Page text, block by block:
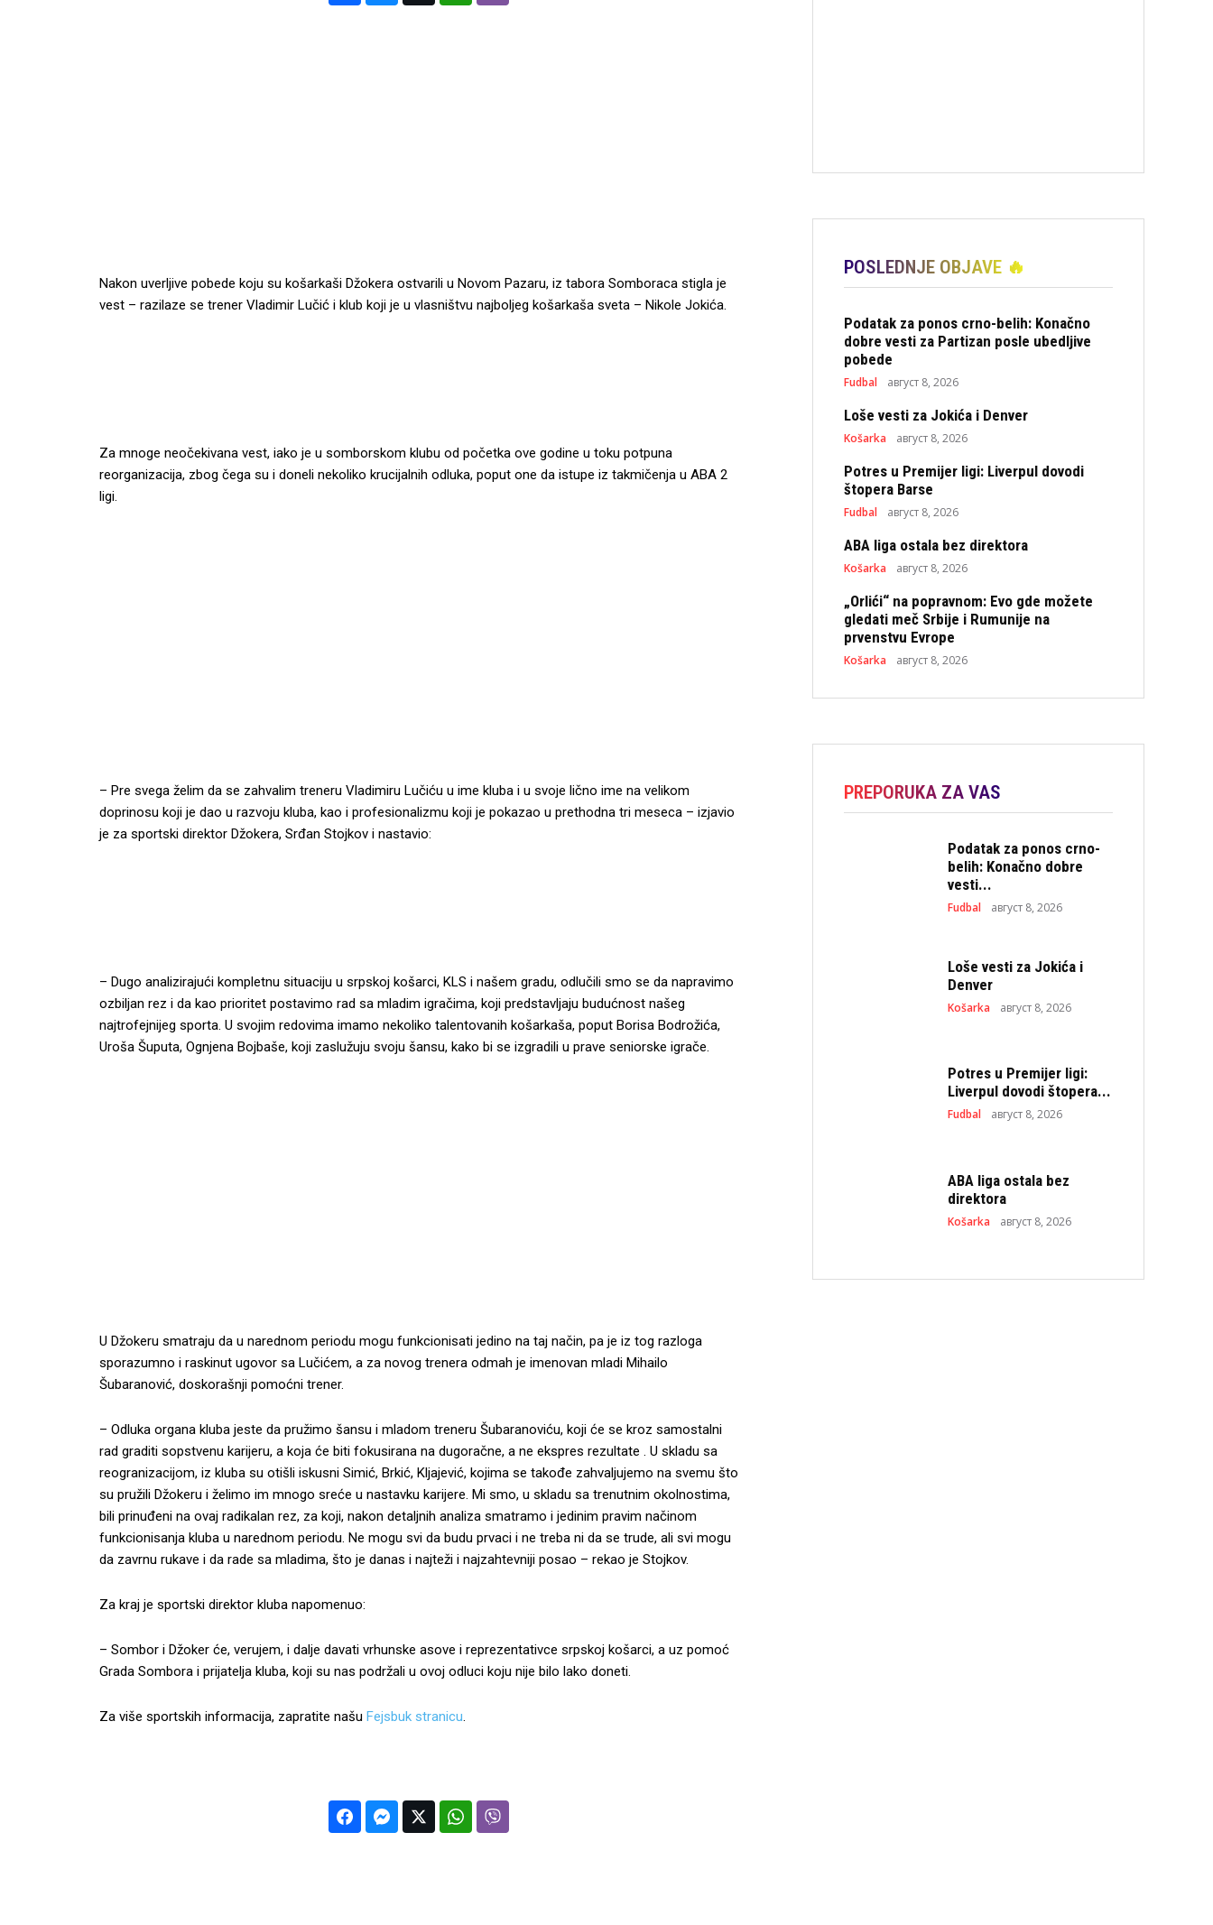
Nakon uverljive pobede koju su košarkaši Džokera ostvarili u Novom Pazaru, iz tabora Somboraca stigla je
vest – razilaze se trener Vladimir Lučić i klub koji je u vlasništvu najboljeg košarkaša sveta – Nikole Jokića.
Za mnoge neočekivana vest, iako je u somborskom klubu od početka ove godine u toku potpuna
reorganizacija, zbog čega su i doneli nekoliko krucijalnih odluka, poput one da istupe iz takmičenja u ABA 2
ligi.
– Pre svega želim da se zahvalim treneru Vladimiru Lučiću u ime kluba i u svoje lično ime na velikom
doprinosu koji je dao u razvoju kluba, kao i profesionalizmu koji je pokazao u prethodna tri meseca – izjavio
je za sportski direktor Džokera, Srđan Stojkov i nastavio:
– Dugo analizirajući kompletnu situaciju u srpskoj košarci, KLS i našem gradu, odlučili smo se da napravimo
ozbiljan rez i da kao prioritet postavimo rad sa mladim igračima, koji predstavljaju budućnost našeg
najtrofejnijeg sporta. U svojim redovima imamo nekoliko talentovanih košarkaša, poput Borisa Bodrožića,
Uroša Šuputa, Ognjena Bojbaše, koji zaslužuju svoju šansu, kako bi se izgradili u prave seniorske igrače.
U Džokeru smatraju da u narednom periodu mogu funkcionisati jedino na taj način, pa je iz tog razloga
sporazumno i raskinut ugovor sa Lučićem, a za novog trenera odmah je imenovan mladi Mihailo
Šubaranović, doskorašnji pomoćni trener.
– Odluka organa kluba jeste da pružimo šansu i mladom treneru Šubaranoviću, koji će se kroz samostalni
rad graditi sopstvenu karijeru, a koja će biti fokusirana na dugoračne, a ne ekspres rezultate . U skladu sa
reogranizacijom, iz kluba su otišli iskusni Simić, Brkić, Kljajević, kojima se takođe zahvaljujemo na svemu što
su pružili Džokeru i želimo im mnogo sreće u nastavku karijere. Mi smo, u skladu sa trenutnim okolnostima,
bili prinuđeni na ovaj radikalan rez, za koji, nakon detaljnih analiza smatramo i jedinim pravim načinom
funkcionisanja kluba u narednom periodu. Ne mogu svi da budu prvaci i ne treba ni da se trude, ali svi mogu
da zavrnu rukave i da rade sa mladima, što je danas i najteži i najzahtevniji posao – rekao je Stojkov.
Za kraj je sportski direktor kluba napomenuo:
– Sombor i Džoker će, verujem, i dalje davati vrhunske asove i reprezentativce srpskoj košarci, a uz pomoć
Grada Sombora i prijatelja kluba, koji su nas podržali u ovoj odluci koju nije bilo lako doneti.
Za više sportskih informacija, zapratite našu Fejsbuk stranicu.
POSLEDNJE OBJAVE 🔥
Podatak za ponos crno-belih: Konačno
dobre vesti za Partizan posle ubedljive
pobede
Fudbal август 8, 2026
Loše vesti za Jokića i Denver
Košarka август 8, 2026
Potres u Premijer ligi: Liverpul dovodi
štopera Barse
Fudbal август 8, 2026
ABA liga ostala bez direktora
Košarka август 8, 2026
„Orlići“ na popravnom: Evo gde možete
gledati meč Srbije i Rumunije na
prvenstvu Evrope
Košarka август 8, 2026
PREPORUKA ZA VAS
Podatak za ponos crno-
belih: Konačno dobre
vesti...
Fudbal август 8, 2026
Loše vesti za Jokića i
Denver
Košarka август 8, 2026
Potres u Premijer ligi:
Liverpul dovodi štopera...
Fudbal август 8, 2026
ABA liga ostala bez
direktora
Košarka август 8, 2026